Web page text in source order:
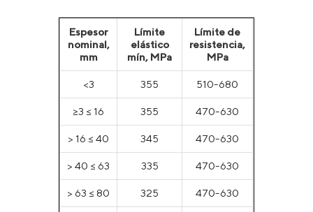
Espesor
nominal,
mm
Límite
elástico
mín, MPa
Límite de
resistencia,
MPa
<3 355 510-680
≥3 ≤ 16 355 470-630
> 16 ≤ 40 345 470-630
> 40 ≤ 63 335 470-630
> 63 ≤ 80 325 470-630